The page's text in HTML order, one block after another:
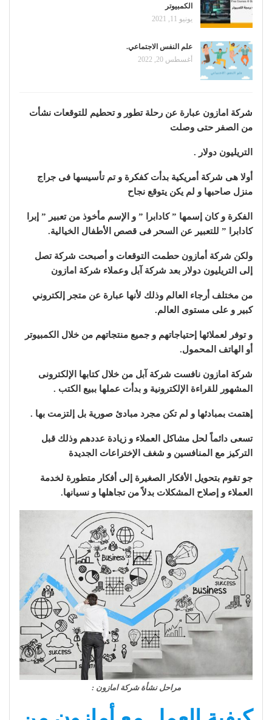
الكمبيوتر
يونيو 11, 2021
علم النفس الاجتماعي.
أغسطس 20, 2022
شركة امازون عبارة عن رحلة تطور و تحطيم للتوقعات نشأت
من الصفر حتى وصلت
التريليون دولار .
أولا هى شركة أمريكية بدأت كفكرة و تم تأسيسها فى جراج
منزل صاحبها و لم يكن يتوقع نجاح
الفكرة و كان إسمها ” كادابرا ” و الإسم مأخوذ من تعبير ” إبرا
كادابرا ” للتعبير عن السحر فى قصص الأطفال الخيالية.
ولكن شركة أمازون حطمت التوقعات و أصبحت شركة تصل
إلى التريليون دولار بعد شركة آبل وعملاء شركة امازون
من مختلف أرجاء العالم وذلك لأنها عبارة عن متجر إلكتروني
كبير و على مستوى العالم.
و توفر لعملائها إحتياجاتهم و جميع منتجاتهم من خلال الكمبيوتر
أو الهاتف المحمول.
شركة امازون نافست شركة آبل من خلال كتابها الإلكترونى
المشهور للقراءة الإلكترونية و بدأت عملها ببيع الكتب .
إهتمت بمبادئها و لم تكن مجرد مبادئ صورية بل إلتزمت بها .
تسعى دائماً لحل مشاكل العملاء و زيادة عددهم وذلك قبل
التركيز مع المنافسين و شغف الإختراعات الجديدة
جو تقوم بتحويل الأفكار الصغيرة إلى أفكار متطورة لخدمة
العملاء و إصلاح المشكلات بدلاً من تجاهلها و نسيانها.
مراحل نشأة شركة امازون :